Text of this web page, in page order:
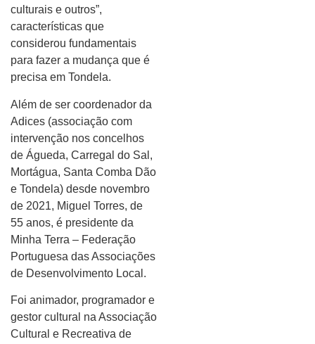
culturais e outros”,
características que
considerou fundamentais
para fazer a mudança que é
precisa em Tondela.
Além de ser coordenador da
Adices (associação com
intervenção nos concelhos
de Águeda, Carregal do Sal,
Mortágua, Santa Comba Dão
e Tondela) desde novembro
de 2021, Miguel Torres, de
55 anos, é presidente da
Minha Terra – Federação
Portuguesa das Associações
de Desenvolvimento Local.
Foi animador, programador e
gestor cultural na Associação
Cultural e Recreativa de